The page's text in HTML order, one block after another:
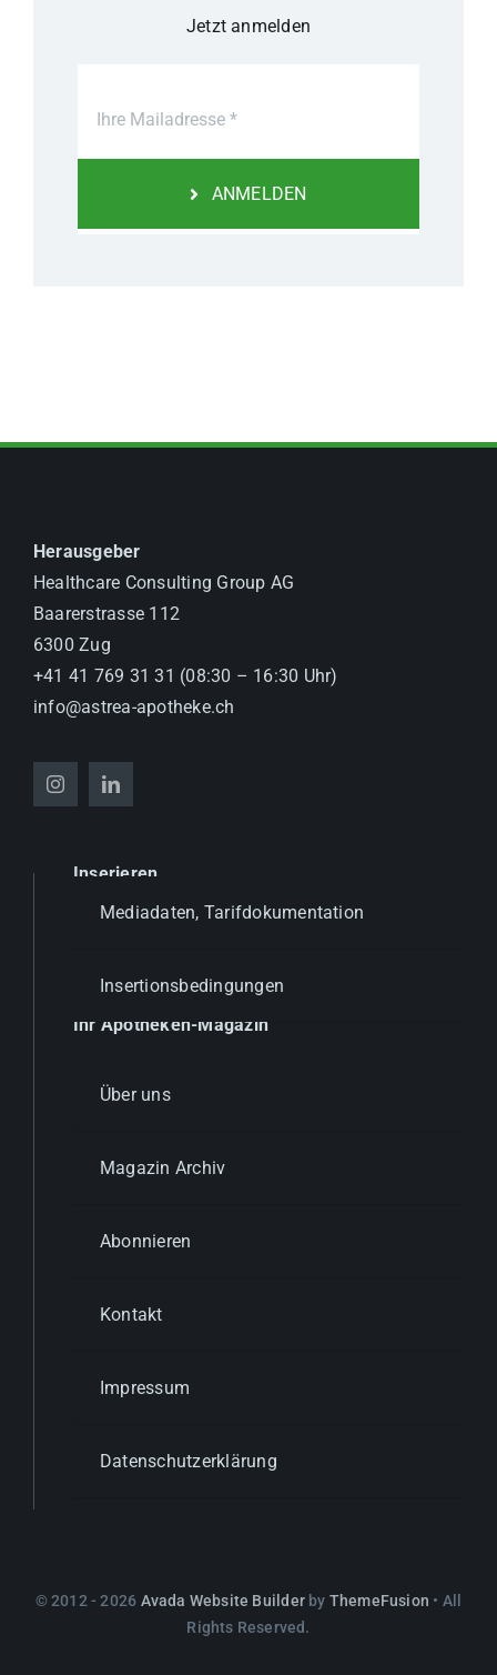
Jetzt anmelden
ANMELDEN
Herausgeber
Healthcare Consulting Group AG
Baarerstrasse 112
6300 Zug
+41 41 769 31 31 (08:30 – 16:30 Uhr)
info@astrea-apotheke.ch
Inserieren
Mediadaten, Tarifdokumentation
Insertionsbedingungen
Ihr Apotheken-Magazin
Über uns
Magazin Archiv
Abonnieren
Kontakt
Impressum
Datenschutzerklärung
© 2012 - 2026 Avada Website Builderby ThemeFusion • All
Rights Reserved.